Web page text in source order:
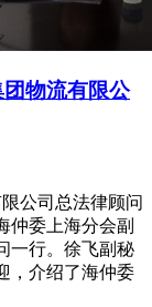
物流有限公
公司总法律顾问
仲委上海分会副
一行。徐飞副秘
，介绍了海仲委